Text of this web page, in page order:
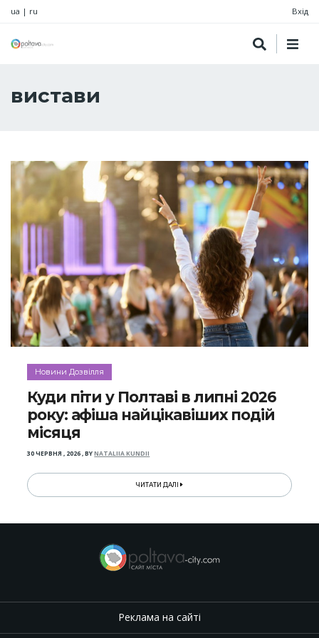
ua | ru Вхід
вистави
Новини Дозвілля
Куди піти у Полтаві в липні 2026
року: афіша найцікавіших подій
місяця
30 ЧЕРВНЯ , 2026,BYNATALIIA KUNDII
ЧИТАТИ ДАЛІ
Реклама на сайті